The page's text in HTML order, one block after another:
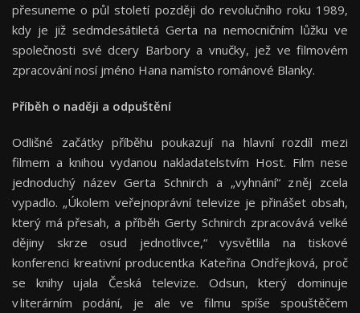
přesuneme o půl století později do revolučního roku 1989,
kdy je již sedmdesátiletá Gerta na nemocničním lůžku ve
společnosti své dcery Barbory a vnučky, jež ve filmovém
zpracování nosí jméno Hana namísto románové Blanky.
Příběh o naději a odpuštění
Odlišné začátky příběhu poukazují na hlavní rozdíl mezi
filmem a knihou vydanou nakladatelstvím Host. Film nese
jednoduchý název Gerta Schnirch a „vyhnání“ z něj zcela
vypadlo. „Úkolem veřejnoprávní televize je přinášet obsah,
který má přesah, a příběh Gerty Schnirch zpracovává velké
dějiny skrze osud jednotlivce,“ vysvětlila na tiskové
konferenci kreativní producentka Kateřina Ondřejková, proč
se knihy ujala Česká televize. Odsun, který dominuje
v literárním podání, je ale ve filmu spíše spouštěčem